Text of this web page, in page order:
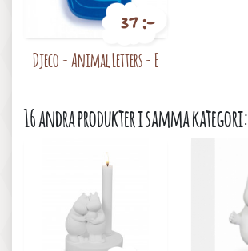
37 :-
Djeco - Animal Letters - E
16 andra produkter i samma kategori: